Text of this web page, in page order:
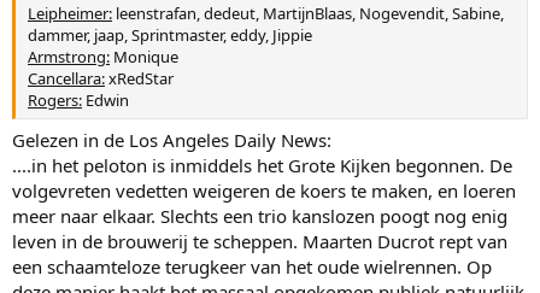
Leipheimer: leenstrafan, dedeut, MartijnBlaas, Nogevendit, Sabine,
dammer, jaap, Sprintmaster, eddy, Jippie
Armstrong: Monique
Cancellara:xRedStar
Rogers: Edwin
Gelezen in de Los Angeles Daily News:
....in het peloton is inmiddels het Grote Kijken begonnen. De
volgevreten vedetten weigeren de koers te maken, en loeren
meer naar elkaar. Slechts een trio kanslozen poogt nog enig
leven in de brouwerij te scheppen. Maarten Ducrot rept van
een schaamteloze terugkeer van het oude wielrennen. Op